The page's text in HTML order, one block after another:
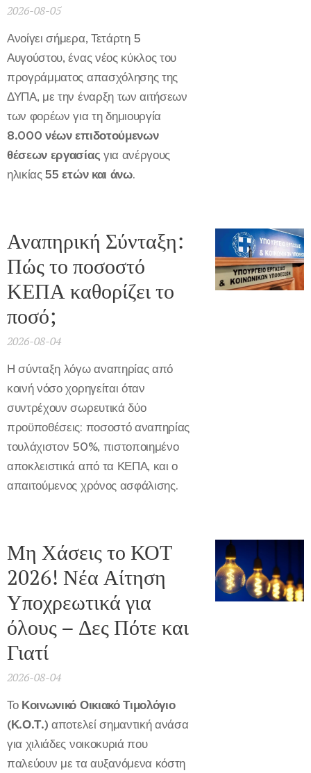
2026-08-05
Ανοίγει σήμερα, Τετάρτη 5
Αυγούστου, ένας νέος κύκλος του
προγράμματος απασχόλησης της
ΔΥΠΑ, με την έναρξη των αιτήσεων
των φορέων για τη δημιουργία
8.000 νέων επιδοτούμενων
θέσεων εργασίας για ανέργους
ηλικίας55 ετών και άνω.
Αναπηρική Σύνταξη:
Πώς το ποσοστό
ΚΕΠΑ καθορίζει το
ποσό;
2026-08-04
Η σύνταξη λόγω αναπηρίας από
κοινή νόσο χορηγείται όταν
συντρέχουν σωρευτικά δύο
προϋποθέσεις: ποσοστό αναπηρίας
τουλάχιστον 50%, πιστοποιημένο
αποκλειστικά από τα ΚΕΠΑ, και ο
απαιτούμενος χρόνος ασφάλισης.
Μη Χάσεις το ΚΟΤ
2026! Νέα Αίτηση
Υποχρεωτικά για
όλους – Δες Πότε και
Γιατί
2026-08-04
Το Κοινωνικό Οικιακό Τιμολόγιο
(Κ.Ο.Τ.) αποτελεί σημαντική ανάσα
για χιλιάδες νοικοκυριά που
παλεύουν με τα αυξανόμενα κόστη